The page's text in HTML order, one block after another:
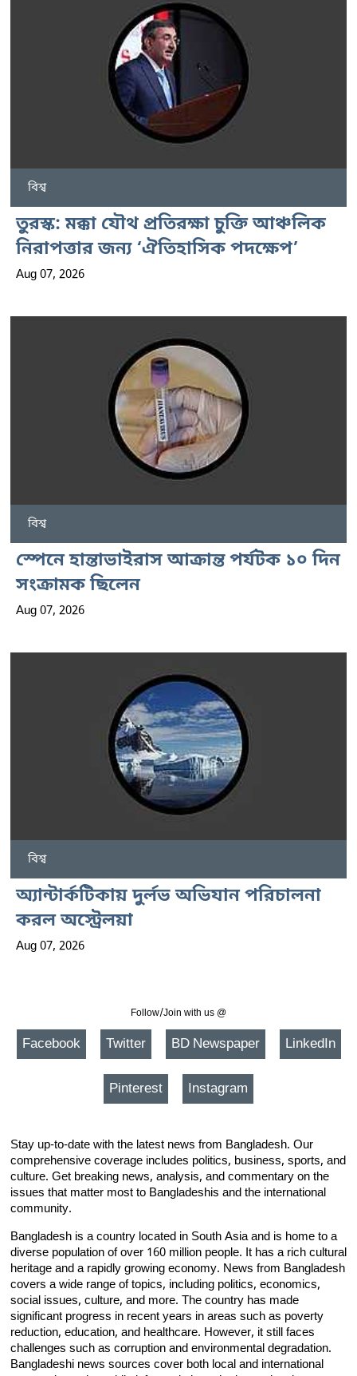
বিশ্ব
তুরস্ক: মক্কা যৌথ প্রতিরক্ষা চুক্তি আঞ্চলিক
নিরাপত্তার জন্য ‘ঐতিহাসিক পদক্ষেপ’
Aug 07, 2026
বিশ্ব
স্পেনে হান্তাভাইরাস আক্রান্ত পর্যটক ১০ দিন
সংক্রামক ছিলেন
Aug 07, 2026
বিশ্ব
অ্যান্টার্কটিকায় দুর্লভ অভিযান পরিচালনা
করল অস্ট্রেলয়া
Aug 07, 2026
Follow/Join with us @
Facebook Twitter BD Newspaper LinkedIn
Pinterest Instagram
Stay up-to-date with the latest news from Bangladesh. Our
comprehensive coverage includes politics, business, sports, and
culture. Get breaking news, analysis, and commentary on the
issues that matter most to Bangladeshis and the international
community.
Bangladesh is a country located in South Asia and is home to a
diverse population of over 160 million people. It has a rich cultural
heritage and a rapidly growing economy. News from Bangladesh
covers a wide range of topics, including politics, economics,
social issues, culture, and more. The country has made
significant progress in recent years in areas such as poverty
reduction, education, and healthcare. However, it still faces
challenges such as corruption and environmental degradation.
Bangladeshi news sources cover both local and international